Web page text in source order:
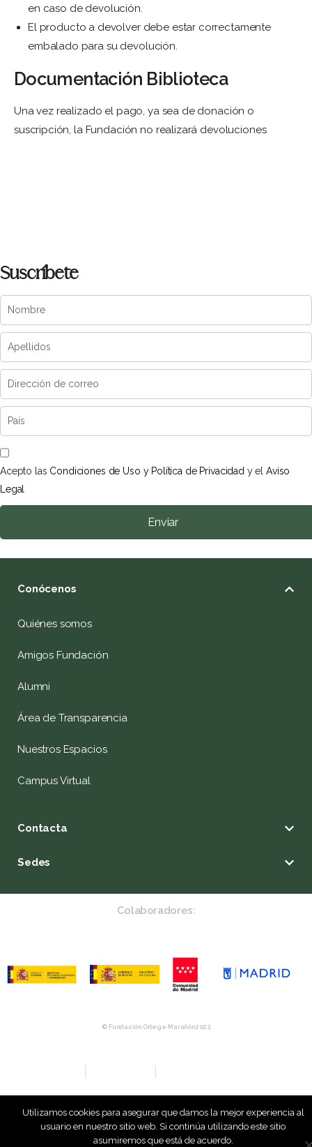
en caso de devolución.
El producto a devolver debe estar correctamente
embalado para su devolución.
Documentación Biblioteca
Una vez realizado el pago, ya sea de donación o
suscripción, la Fundación no realizará devoluciones
Suscríbete
Acepto las Condiciones de Uso y Política de Privacidad y elAviso
Legal
Enviar
Conócenos
Quiénes somos
Amigos Fundación
Alumni
Área de Transparencia
Nuestros Espacios
Campus Virtual
Contacta
Sedes
Colaboradores:
© Fundación Ortega-Marañón 2023
Utilizamos cookies para asegurar que damos la mejor experiencia al
usuario en nuestro sitio web. Si continúa utilizando este sitio
asumiremos que está de acuerdo.